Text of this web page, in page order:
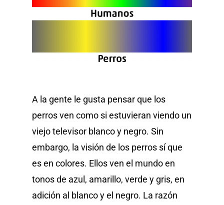
A la gente le gusta pensar que los
perros ven como si estuvieran viendo un
viejo televisor blanco y negro. Sin
embargo, la visión de los perros sí que
es en colores. Ellos ven el mundo en
tonos de azul, amarillo, verde y gris, en
adición al blanco y el negro. La razón